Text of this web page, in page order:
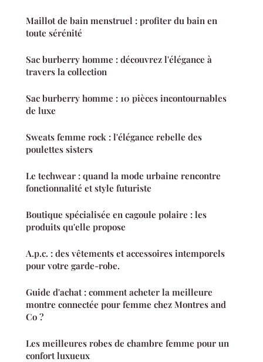
Maillot de bain menstruel : profiter du bain en
toute sérénité
Sac burberry homme : découvrez l'élégance à
travers la collection
Sac burberry homme : 10 pièces incontournables
de luxe
Sweats femme rock : l'élégance rebelle des
poulettes sisters
Le techwear : quand la mode urbaine rencontre
fonctionnalité et style futuriste
Boutique spécialisée en cagoule polaire : les
produits qu'elle propose
A.p.c. : des vêtements et accessoires intemporels
pour votre garde-robe.
Guide d'achat : comment acheter la meilleure
montre connectée pour femme chez Montres and
Co ?
Les meilleures robes de chambre femme pour un
confort luxueux